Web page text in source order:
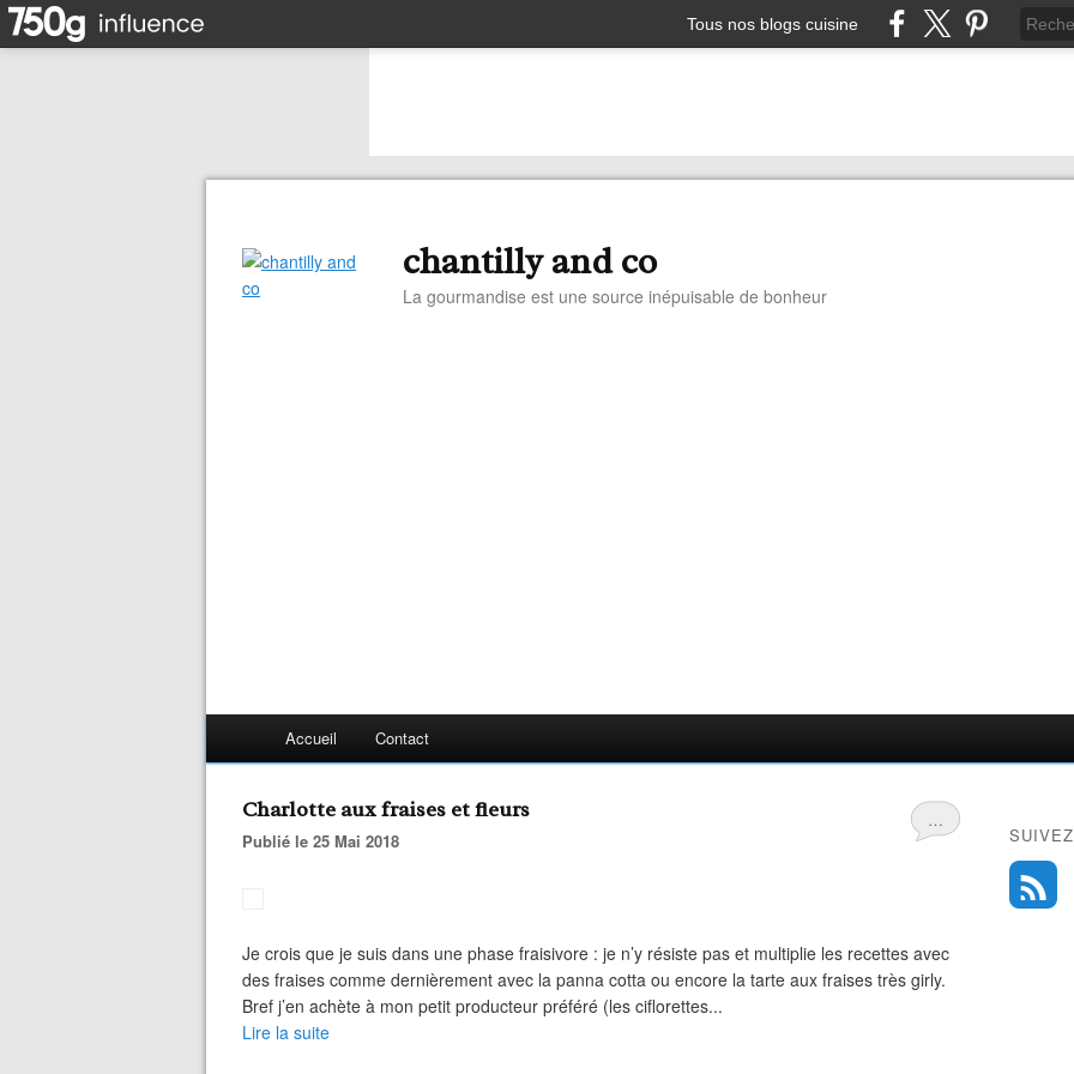
Tous nos blogs cuisine
chantilly and co
La gourmandise est une source inépuisable de bonheur
Accueil Contact
…
Charlotte aux fraises et fleurs
Publié le 25 Mai 2018
Je crois que je suis dans une phase fraisivore : je n’y résiste pas et multiplie les recettes avec
des fraises comme dernièrement avec la panna cotta ou encore la tarte aux fraises très girly.
Bref j’en achète à mon petit producteur préféré (les ciflorettes...
Lire la suite